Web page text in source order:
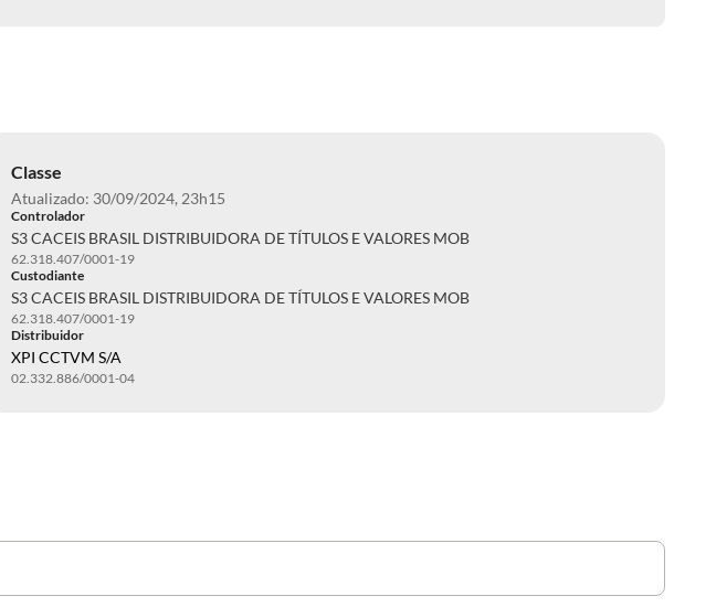
Classe
Atualizado: 30/09/2024, 23h15
Controlador
S3 CACEIS BRASIL DISTRIBUIDORA DE TÍTULOS E VALORES MOB
62.318.407/0001-19
Custodiante
S3 CACEIS BRASIL DISTRIBUIDORA DE TÍTULOS E VALORES MOB
62.318.407/0001-19
Distribuidor
XPI CCTVM S/A
02.332.886/0001-04